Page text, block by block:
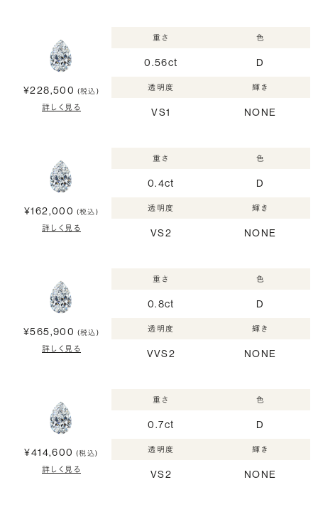
¥228,500 (税込)
詳しく見る
重さ
0.56ct
色
D
透明度
VS1
輝き
NONE
¥162,000 (税込)
詳しく見る
重さ
0.4ct
色
D
透明度
VS2
輝き
NONE
¥565,900 (税込)
詳しく見る
重さ
0.8ct
色
D
透明度
VVS2
輝き
NONE
¥414,600 (税込)
詳しく見る
重さ
0.7ct
色
D
透明度
VS2
輝き
NONE